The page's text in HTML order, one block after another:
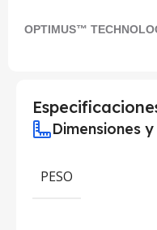
OPTIMUS™
Dimensiones
PESO